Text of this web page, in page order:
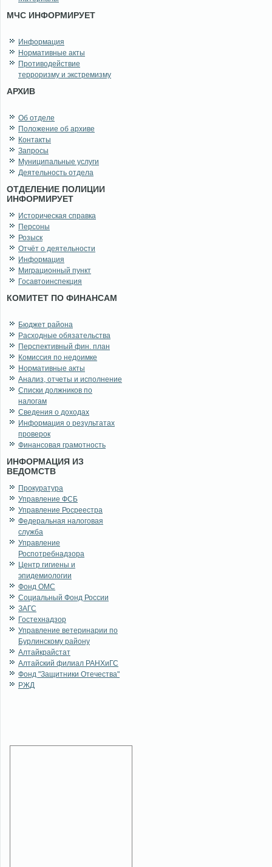
МЧС ИНФОРМИРУЕТ
Информация
Нормативные акты
Противодействие
терроризму и экстремизму
АРХИВ
Об отделе
Положение об архиве
Контакты
Запросы
Муниципальные услуги
Деятельность отдела
ОТДЕЛЕНИЕ ПОЛИЦИИ
ИНФОРМИРУЕТ
Историческая справка
Персоны
Розыск
Отчёт о деятельности
Информация
Миграционный пункт
Госавтоинспекция
КОМИТЕТ ПО ФИНАНСАМ
Бюджет района
Расходные обязательства
Перспективный фин. план
Комиссия по недоимке
Нормативные акты
Анализ, отчеты и исполнение
Списки должников по
налогам
Сведения о доходах
Информация о результатах
проверок
Финансовая грамотность
ИНФОРМАЦИЯ ИЗ
ВЕДОМСТВ
Прокуратура
Управление ФСБ
Управление Росреестра
Федеральная налоговая
служба
Управление
Роспотребнадзора
Центр гигиены и
эпидемиологии
Фонд ОМС
Социальный Фонд России
ЗАГС
Гостехнадзор
Управление ветеринарии по
Бурлинскому району
Алтайкрайстат
Алтайский филиал РАНХиГС
Фонд "Защитники Отечества"
РЖД